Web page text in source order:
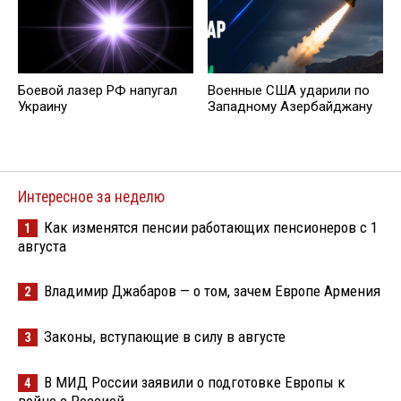
Боевой лазер РФ напугал
Украину
Военные США ударили по
Западному Азербайджану
Интересное за неделю
1
Как изменятся пенсии работающих пенсионеров с 1
августа
2 Владимир Джабаров — о том, зачем Европе Армения
3 Законы, вступающие в силу в августе
4
В МИД России заявили о подготовке Европы к